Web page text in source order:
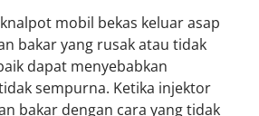
mobil bekas keluar asap
bakar yang rusak atau tidak
dapat menyebabkan
sempurna. Ketika injektor
bakar dengan cara yang tidak